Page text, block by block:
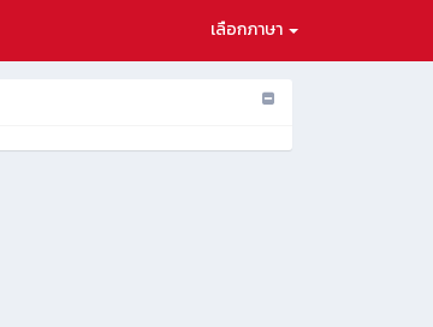
เลือกภาษา